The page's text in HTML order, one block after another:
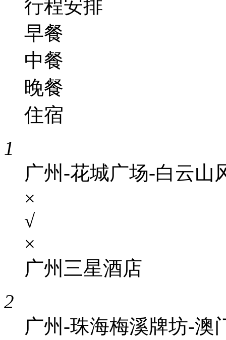
行程安排
早餐
中餐
晚餐
住宿
1
广州-花城广场-白云山
×
√
×
广州三星酒店
2
广州-珠海梅溪牌坊-澳